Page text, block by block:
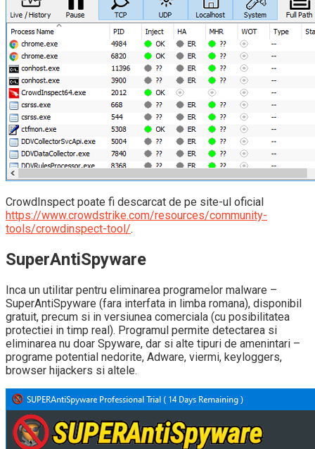
CrowdInspect poate fi descarcat de pe site-ul oficial
https://www.crowdstrike.com/resources/community-
tools/crowdinspect-tool/.
SuperAntiSpyware
Inca un utilitar pentru eliminarea programelor malware –
SuperAntiSpyware (fara interfata in limba romana), disponibil
gratuit, precum si in versiunea comerciala (cu posibilitatea
protectiei in timp real). Programul permite detectarea si
eliminarea nu doar Spyware, dar si alte tipuri de amenintari –
programe potential nedorite, Adware, viermi, keyloggers,
browser hijackers si altele.